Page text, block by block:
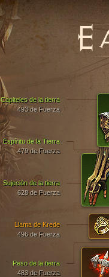
E
Espíritu de la Tierra
479 de Fuerza
Sujeción de la tierra
628 de Fuerza
Capiteles de la tierra
493 de Fuerza
Peso de la tierra
483 de Fuerza
Llama de Krede
496 de Fuerza